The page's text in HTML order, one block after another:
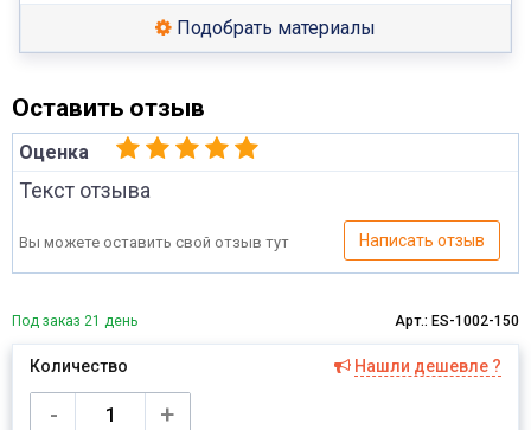
Подобрать материалы
Оставить отзыв
Оценка
Текст отзыва
Вы можете оставить свой отзыв тут Написать отзыв
Под заказ 21 день Арт.: ES-1002-150
Количество Нашли дешевле ?
-
+